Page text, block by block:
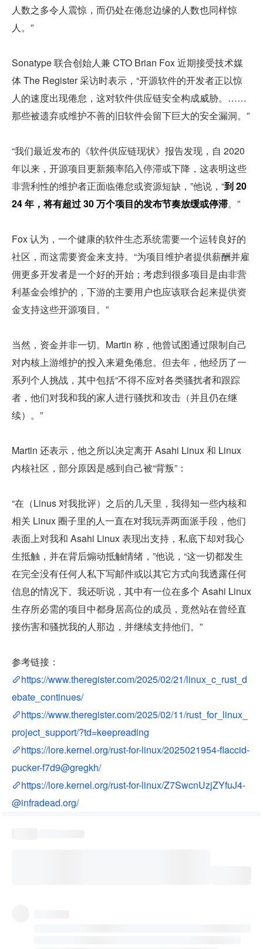
人数之多令人震惊，而仍处在倦怠边缘的人数也同样惊
人。”
Sonatype 联合创始人兼 CTO Brian Fox 近期接受技术媒
体 The Register 采访时表示，“开源软件的开发者正以惊
人的速度出现倦怠，这对软件供应链安全构成威胁。……
那些被遗弃或维护不善的旧软件会留下巨大的安全漏洞。”
“我们最近发布的《软件供应链现状》报告发现，自 2020
年以来，开源项目更新频率陷入停滞或下降，这表明这些
非营利性的维护者正面临倦怠或资源短缺，”他说，“到 20
24 年，将有超过 30 万个项目的发布节奏放缓或停滞。”
Fox 认为，一个健康的软件生态系统需要一个运转良好的
社区，而这需要资金来支持。“为项目维护者提供薪酬并雇
佣更多开发者是一个好的开始；考虑到很多项目是由非营
利基金会维护的，下游的主要用户也应该联合起来提供资
金支持这些开源项目。”
当然，资金并非一切。Martin 称，他曾试图通过限制自己
对内核上游维护的投入来避免倦怠。但去年，他经历了一
系列个人挑战，其中包括“不得不应对各类骚扰者和跟踪
者，他们对我和我的家人进行骚扰和攻击（并且仍在继
续）。”
Martin 还表示，他之所以决定离开 Asahi Linux 和 Linux
内核社区，部分原因是感到自己被“背叛”：
“在（Linus 对我批评）之后的几天里，我得知一些内核和
相关 Linux 圈子里的人一直在对我玩弄两面派手段，他们
表面上对我和 Asahi Linux 表现出支持，私底下却对我心
生抵触，并在背后煽动抵触情绪，”他说，“这一切都发生
在完全没有任何人私下写邮件或以其它方式向我透露任何
信息的情况下。我还听说，其中有一位在多个 Asahi Linux
生存所必需的项目中都身居高位的成员，竟然站在曾经直
接伤害和骚扰我的人那边，并继续支持他们。”
参考链接：
https://www.theregister.com/2025/02/21/linux_c_rust_d
ebate_continues/
https://www.theregister.com/2025/02/11/rust_for_linux_
project_support/?td=keepreading
https://lore.kernel.org/rust-for-linux/2025021954-flaccid-
pucker-f7d9@gregkh/
https://lore.kernel.org/rust-for-linux/Z7SwcnUzjZYfuJ4-
@infradead.org/